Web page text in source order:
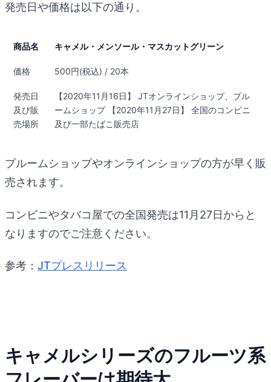
発売日や価格は以下の通り。
商品名 キャメル・メンソール・マスカットグリーン
価格 500円(税込) / 20本
発売日
及び販
売場所
【2020年11月16日】 JTオンラインショップ、プル
ームショップ 【2020年11月27日】 全国のコンビニ
及び一部たばこ販売店
プルームショップやオンラインショップの方が早く販
売されます。
コンビニやタバコ屋での全国発売は11月27日からと
なりますのでご注意ください。
参考： JTプレスリリース
キャメルシリーズのフルーツ系